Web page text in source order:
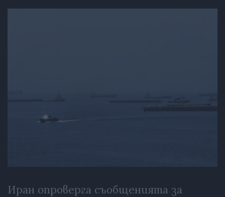
Иран опроверга съобщенията за